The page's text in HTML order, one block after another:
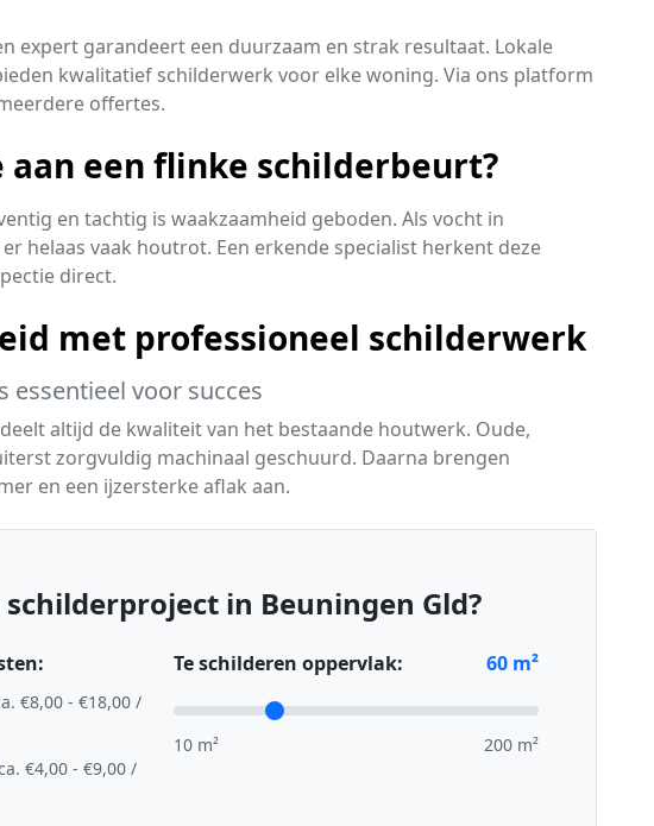
expert garandeert een duurzaam en strak resultaat. Lokale
kwalitatief schilderwerk voor elke woning. Via ons platform
offertes.
een flinke schilderbeurt?
en tachtig is waakzaamheid geboden. Als vocht in
helaas vaak houtrot. Een erkende specialist herkent deze
direct.
met professioneel schilderwerk
essentieel voor succes
altijd de kwaliteit van het bestaande houtwerk. Oude,
zorgvuldig machinaal geschuurd. Daarna brengen
en een ijzersterke aflak aan.
in Beuningen Gld?
€8,00 - €18,00 /
€4,00 - €9,00 /
Te schilderen oppervlak: 60 m²
10 m² 200 m²